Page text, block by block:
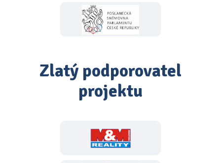
Zlatý podporovatel
projektu